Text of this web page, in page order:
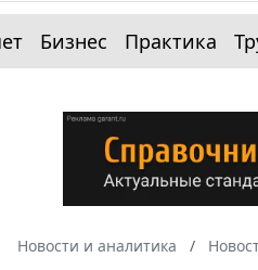
Бизнес Практика
Новости и аналитика